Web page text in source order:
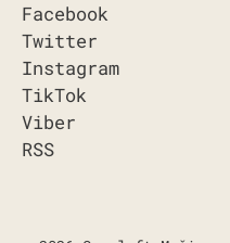
Facebook
Twitter
Instagram
TikTok
Viber
RSS